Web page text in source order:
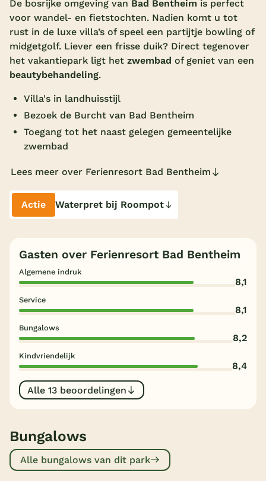
Overdekt zwembad
Wildwaterbaan
Indoor speeltuin
Keuzehulp
Nederland
Texel
België
De bosrijke omgeving van Bad Bentheim is perfect
voor wandel- en fietstochten. Nadien komt u tot
rust in de luxe villa’s of speel een partijtje bowling of
midgetgolf. Liever een frisse duik? Direct tegenover
het vakantiepark ligt het zwembad of geniet van een
beautybehandeling.
Villa's in landhuisstijl
Bezoek de Burcht van Bad Bentheim
Toegang tot het naast gelegen gemeentelijke
zwembad
Lees meer over Ferienresort Bad Bentheim
Actie Waterpret bij Roompot
Gasten over Ferienresort Bad Bentheim
Algemene indruk
8,1
Service
8,1
Bungalows
8,2
Kindvriendelijk
8,4
Alle 13 beoordelingen
Bungalows
Alle bungalows van dit park